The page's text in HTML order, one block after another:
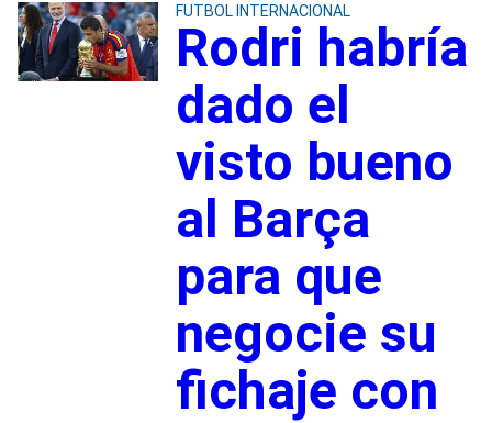
FUTBOL INTERNACIONAL
Rodri habría
dado el
visto bueno
al Barça
para que
negocie su
fichaje con